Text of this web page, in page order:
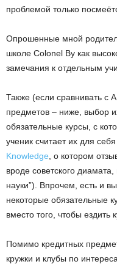
проблемой только
Опрошенные мной
школе Colonel By как
замечания к отдельным
Также (если сравнивать с
предметов – ниже, выбор
обязательные курсы, с
ученик считает их для
Knowledge , о котором
вроде советского
науки”). Впрочем, есть и
некоторые обязательные
вместо того, чтобы ездить
Помимо кредитных
кружки и клубы по